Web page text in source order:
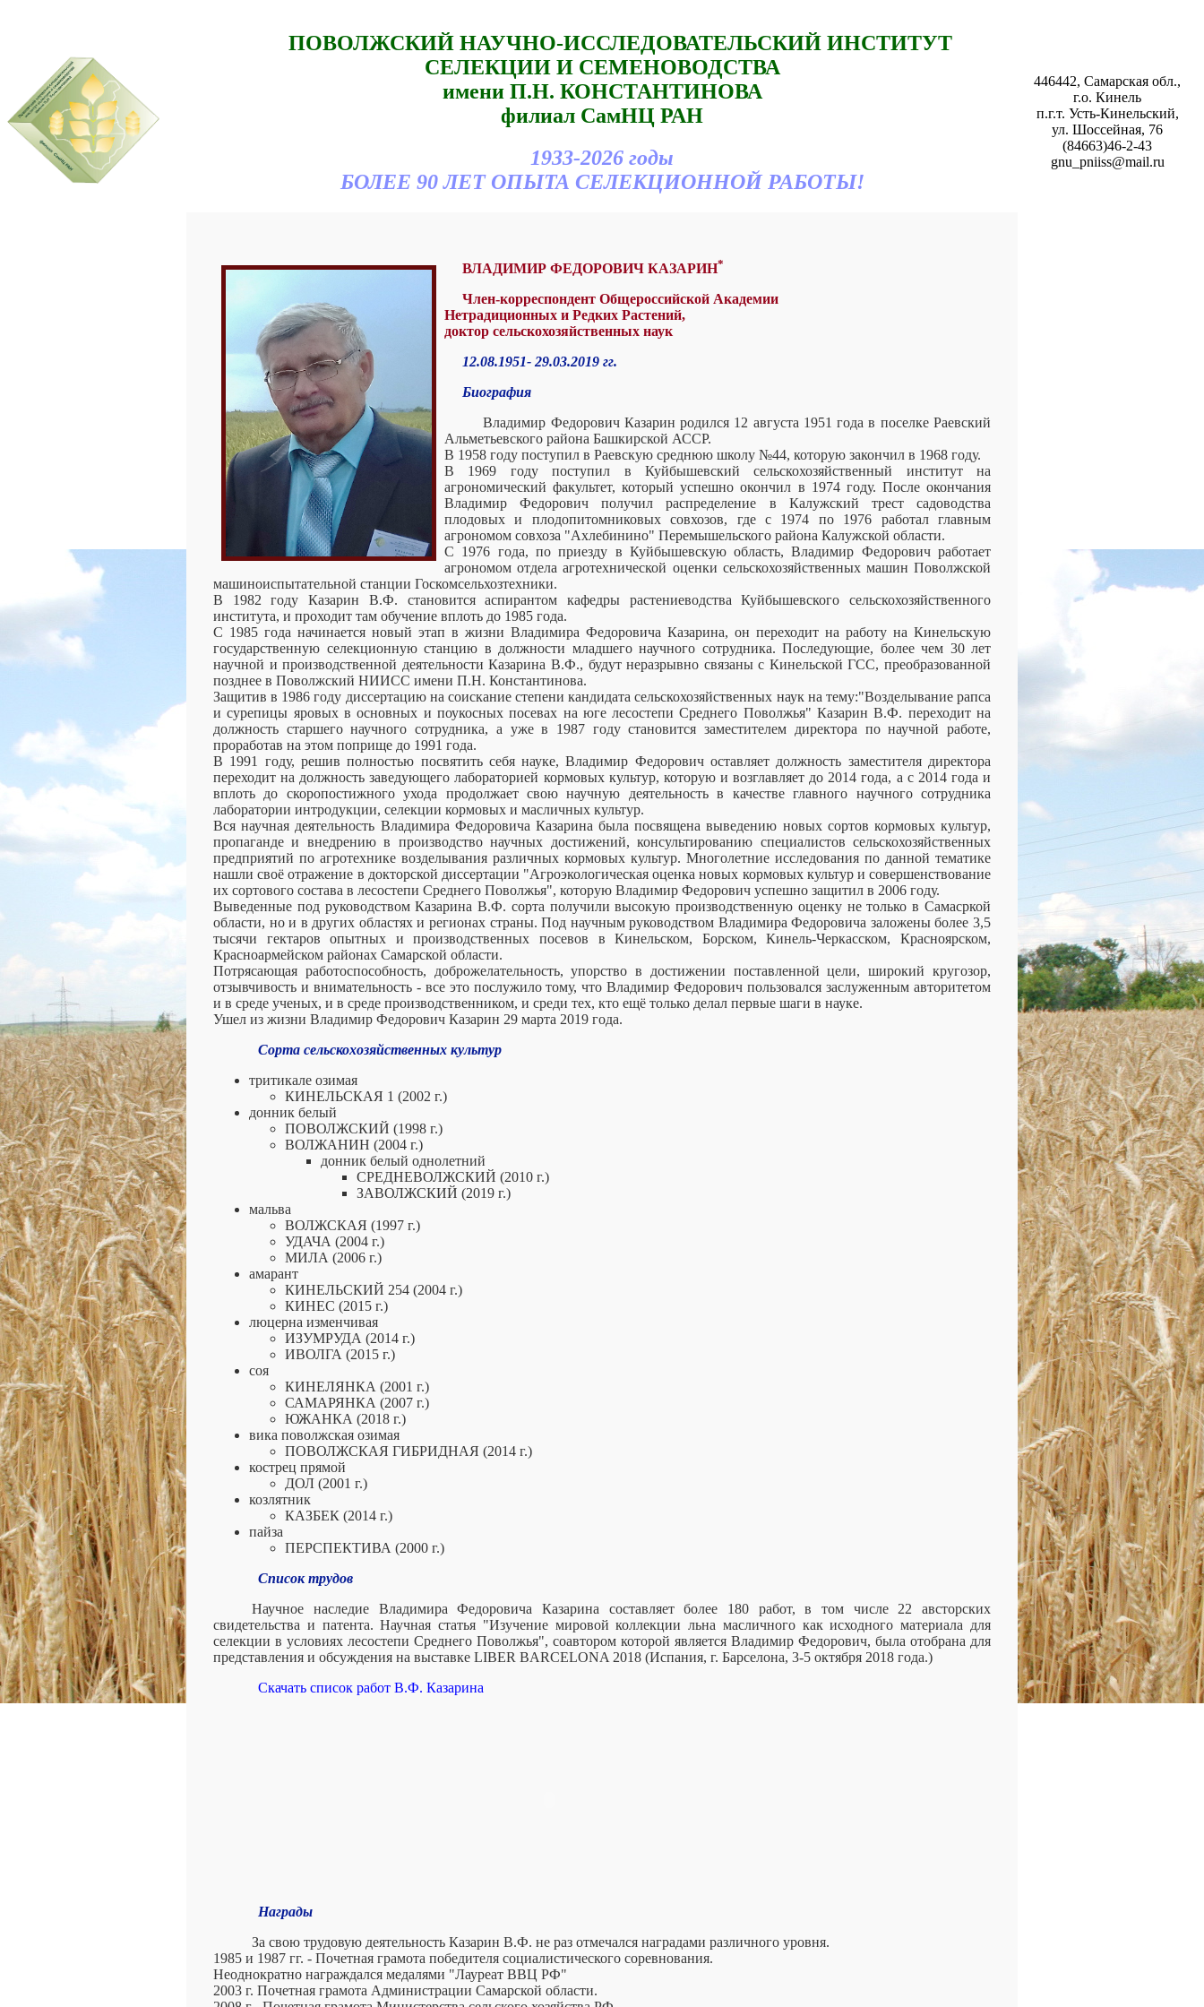
ПОВОЛЖСКИЙ НАУЧНО-ИССЛЕДОВАТЕЛЬСКИЙ ИНСТИТУТ
СЕЛЕКЦИИ И СЕМЕНОВОДСТВА
имени П.Н. КОНСТАНТИНОВА
филиал СамНЦ РАН
1933-2026 годы
БОЛЕЕ 90 ЛЕТ ОПЫТА СЕЛЕКЦИОННОЙ РАБОТЫ!
446442, Самарская обл.,
г.о. Кинель
п.г.т. Усть-Кинельский,
ул. Шоссейная, 76
(84663)46-2-43
gnu_pniiss@mail.ru
ВЛАДИМИР ФЕДОРОВИЧ КАЗАРИН*
Член-корреспондент Общероссийской Академии
Нетрадиционных и Редких Растений,
доктор сельскохозяйственных наук
12.08.1951- 29.03.2019 гг.
Биография
Владимир Федорович Казарин родился 12 августа 1951 года в поселке Раевский
Альметьевского района Башкирской АССР.
В 1958 году поступил в Раевскую среднюю школу №44, которую закончил в 1968 году.
В 1969 году поступил в Куйбышевский сельскохозяйственный институт на
агрономический факультет, который успешно окончил в 1974 году. После окончания
Владимир Федорович получил распределение в Калужский трест садоводства
плодовых и плодопитомниковых совхозов, где с 1974 по 1976 работал главным
агрономом совхоза "Ахлебинино" Перемышельского района Калужской области.
С 1976 года, по приезду в Куйбышевскую область, Владимир Федорович работает
агрономом отдела агротехнической оценки сельскохозяйственных машин Поволжской
машиноиспытательной станции Госкомсельхозтехники.
В 1982 году Казарин В.Ф. становится аспирантом кафедры растениеводства Куйбышевского сельскохозяйственного
института, и проходит там обучение вплоть до 1985 года.
С 1985 года начинается новый этап в жизни Владимира Федоровича Казарина, он переходит на работу на Кинельскую
государственную селекционную станцию в должности младшего научного сотрудника. Последующие, более чем 30 лет
научной и производственной деятельности Казарина В.Ф., будут неразрывно связаны с Кинельской ГСС, преобразованной
позднее в Поволжский НИИСС имени П.Н. Константинова.
Защитив в 1986 году диссертацию на соискание степени кандидата сельскохозяйственных наук на тему:"Возделывание рапса
и сурепицы яровых в основных и поукосных посевах на юге лесостепи Среднего Поволжья" Казарин В.Ф. переходит на
должность старшего научного сотрудника, а уже в 1987 году становится заместителем директора по научной работе,
проработав на этом поприще до 1991 года.
В 1991 году, решив полностью посвятить себя науке, Владимир Федорович оставляет должность заместителя директора
переходит на должность заведующего лабораторией кормовых культур, которую и возглавляет до 2014 года, а с 2014 года и
вплоть до скоропостижного ухода продолжает свою научную деятельность в качестве главного научного сотрудника
лаборатории интродукции, селекции кормовых и масличных культур.
Вся научная деятельность Владимира Федоровича Казарина была посвящена выведению новых сортов кормовых культур,
пропаганде и внедрению в производство научных достижений, консультированию специалистов сельскохозяйственных
предприятий по агротехнике возделывания различных кормовых культур. Многолетние исследования по данной тематике
нашли своё отражение в докторской диссертации "Агроэкологическая оценка новых кормовых культур и совершенствование
их сортового состава в лесостепи Среднего Поволжья", которую Владимир Федорович успешно защитил в 2006 году.
Выведенные под руководством Казарина В.Ф. сорта получили высокую производственную оценку не только в Самасркой
области, но и в других областях и регионах страны. Под научным руководством Владимира Федоровича заложены более 3,5
тысячи гектаров опытных и производственных посевов в Кинельском, Борском, Кинель-Черкасском, Красноярском,
Красноармейском районах Самарской области.
Потрясающая работоспособность, доброжелательность, упорство в достижении поставленной цели, широкий кругозор,
отзывчивость и внимательность - все это послужило тому, что Владимир Федорович пользовался заслуженным авторитетом
и в среде ученых, и в среде производственником, и среди тех, кто ещё только делал первые шаги в науке.
Ушел из жизни Владимир Федорович Казарин 29 марта 2019 года.
Сорта сельскохозяйственных культур
тритикале озимая
КИНЕЛЬСКАЯ 1 (2002 г.)
донник белый
ПОВОЛЖСКИЙ (1998 г.)
ВОЛЖАНИН (2004 г.)
донник белый однолетний
СРЕДНЕВОЛЖСКИЙ (2010 г.)
ЗАВОЛЖСКИЙ (2019 г.)
мальва
ВОЛЖСКАЯ (1997 г.)
УДАЧА (2004 г.)
МИЛА (2006 г.)
амарант
КИНЕЛЬСКИЙ 254 (2004 г.)
КИНЕС (2015 г.)
люцерна изменчивая
ИЗУМРУДА (2014 г.)
ИВОЛГА (2015 г.)
соя
КИНЕЛЯНКА (2001 г.)
САМАРЯНКА (2007 г.)
ЮЖАНКА (2018 г.)
вика поволжская озимая
ПОВОЛЖСКАЯ ГИБРИДНАЯ (2014 г.)
кострец прямой
ДОЛ (2001 г.)
козлятник
КАЗБЕК (2014 г.)
пайза
ПЕРСПЕКТИВА (2000 г.)
Список трудов
Научное наследие Владимира Федоровича Казарина составляет более 180 работ, в том числе 22 австорских
свидетельства и патента. Научная статья "Изучение мировой коллекции льна масличного как исходного материала для
селекции в условиях лесостепи Среднего Поволжья", соавтором которой является Владимир Федорович, была отобрана для
представления и обсуждения на выставке LIBER BARCELONA 2018 (Испания, г. Барселона, 3-5 октября 2018 года.)
Скачать список работ В.Ф. Казарина
Награды
За свою трудовую деятельность Казарин В.Ф. не раз отмечался наградами различного уровня.
1985 и 1987 гг. - Почетная грамота победителя социалистического соревнования.
Неоднократно награждался медалями "Лауреат ВВЦ РФ"
2003 г. Почетная грамота Администрации Самарской области.